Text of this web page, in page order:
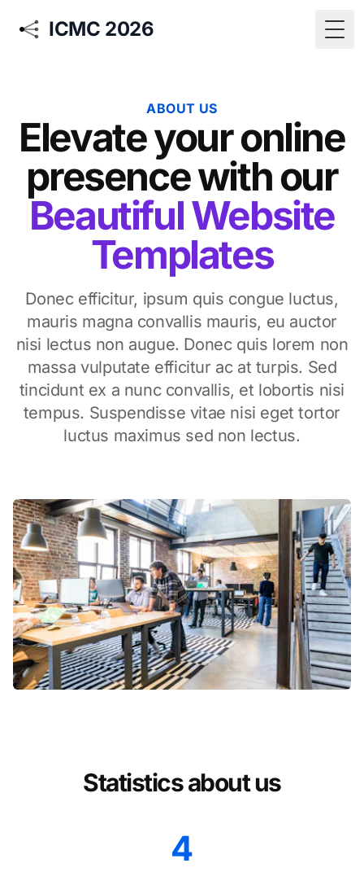
ICMC 2026
ABOUT US
Elevate your online
presence with our
Beautiful Website
Templates
Donec efficitur, ipsum quis congue luctus,
mauris magna convallis mauris, eu auctor
nisi lectus non augue. Donec quis lorem non
massa vulputate efficitur ac at turpis. Sed
tincidunt ex a nunc convallis, et lobortis nisi
tempus. Suspendisse vitae nisi eget tortor
luctus maximus sed non lectus.
Statistics about us
4